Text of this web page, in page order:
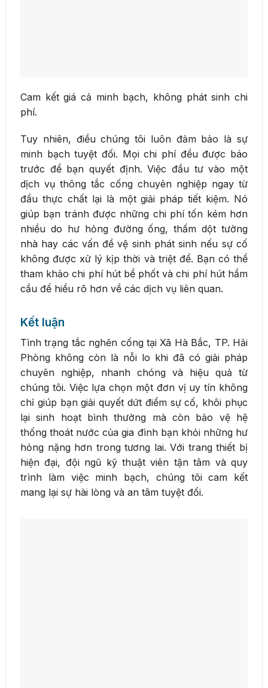
Cam kết giá cả minh bạch, không phát sinh chi
phí.
Tuy nhiên, điều chúng tôi luôn đảm bảo là sự
minh bạch tuyệt đối. Mọi chi phí đều được báo
trước để bạn quyết định. Việc đầu tư vào một
dịch vụ thông tắc cống chuyên nghiệp ngay từ
đầu thực chất lại là một giải pháp tiết kiệm. Nó
giúp bạn tránh được những chi phí tốn kém hơn
nhiều do hư hỏng đường ống, thấm dột tường
nhà hay các vấn đề vệ sinh phát sinh nếu sự cố
không được xử lý kịp thời và triệt để. Bạn có thể
tham khảo chi phí hút bể phốt và chi phí hút hầm
cầu để hiểu rõ hơn về các dịch vụ liên quan.
Kết luận
Tình trạng tắc nghẽn cống tại Xã Hà Bắc, TP. Hải
Phòng không còn là nỗi lo khi đã có giải pháp
chuyên nghiệp, nhanh chóng và hiệu quả từ
chúng tôi. Việc lựa chọn một đơn vị uy tín không
chỉ giúp bạn giải quyết dứt điểm sự cố, khôi phục
lại sinh hoạt bình thường mà còn bảo vệ hệ
thống thoát nước của gia đình bạn khỏi những hư
hỏng nặng hơn trong tương lai. Với trang thiết bị
hiện đại, đội ngũ kỹ thuật viên tận tâm và quy
trình làm việc minh bạch, chúng tôi cam kết
mang lại sự hài lòng và an tâm tuyệt đối.